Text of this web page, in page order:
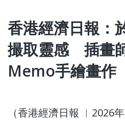
香港經濟日報：
撮取靈感 插畫
Memo手繪畫作
（香港經濟日報 ︳2026